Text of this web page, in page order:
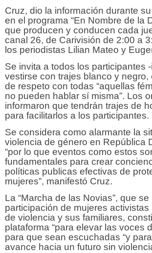
Cruz, dio la información durante
en el programa “En Nombre de la
que producen y conducen cada
canal 26, de Carivisión de 2:00 a
los periodistas Lilian Mateo y
Se invita a todos los participantes
vestirse con trajes blanco y negro,
de respeto con todas “aquellas
no pueden hablar sí misma”. Los
informaron que tendrán trajes de
para facilitarlos a los participantes.
Se considera como alarmante la
violencia de género en República
“por lo que eventos como estos
fundamentales para crear
políticas publicas efectivas de
mujeres”, manifestó Cruz.
La “Marcha de las Novias”, que
participación de mujeres
de violencia y sus familiares,
plataforma “para elevar las voces
para que sean escuchadas “y
avance hacia un futuro sin